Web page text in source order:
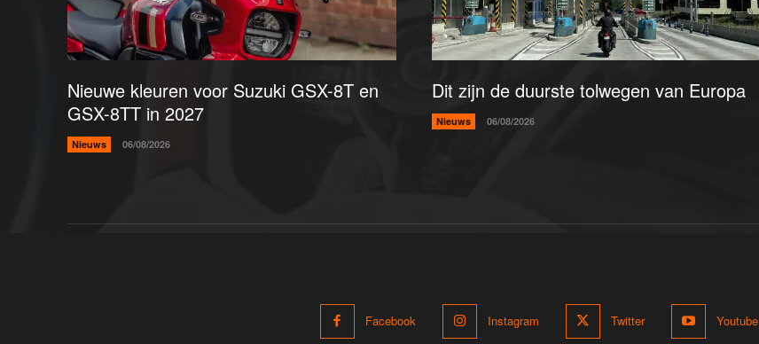
Nieuwe kleuren voor Suzuki GSX-8T en
GSX-8TT in 2027
Nieuws 06/08/2026
Dit zijn de duurste tolwegen van Europa
Nieuws 06/08/2026
Facebook Instagram Twitter Youtube